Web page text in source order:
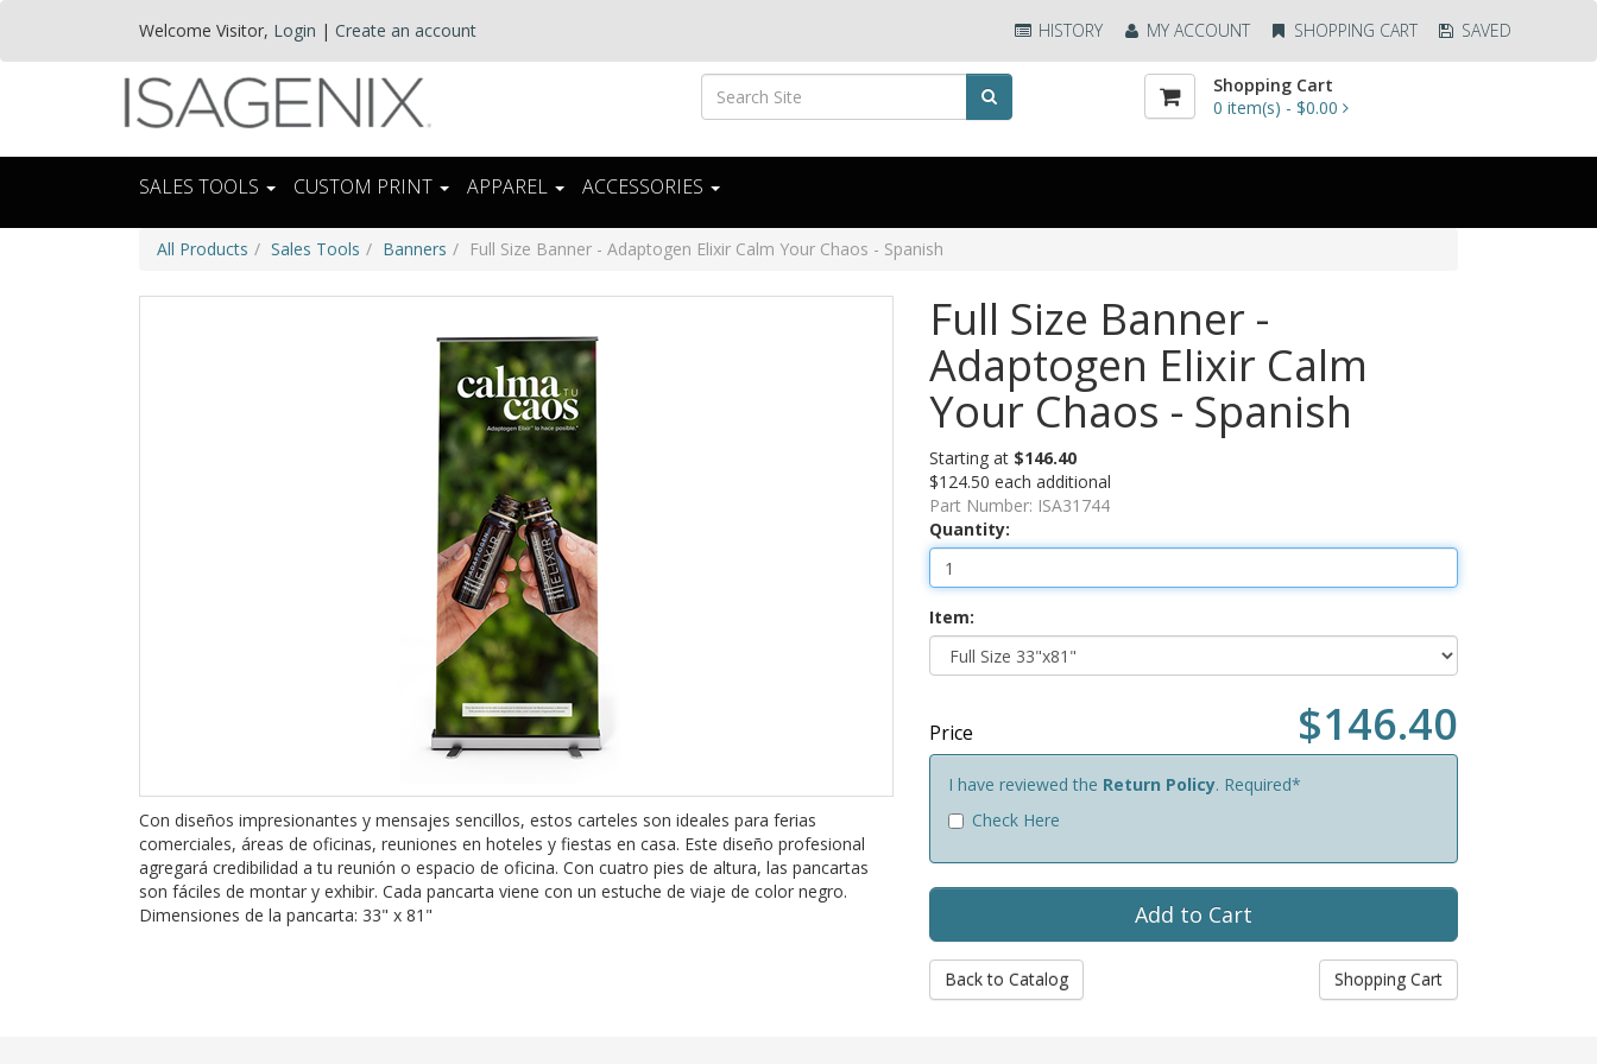
Welcome Visitor, Login | Create an account HISTORY MY ACCOUNT SHOPPING CART SAVED
Shopping Cart
0 item(s) - $0.00
SALES TOOLS CUSTOM PRINT APPAREL ACCESSORIES
All Products Sales Tools Banners Full Size Banner - Adaptogen Elixir Calm Your Chaos - Spanish
Con diseños impresionantes y mensajes sencillos, estos carteles son ideales para ferias
comerciales, áreas de oficinas, reuniones en hoteles y fiestas en casa. Este diseño profesional
agregará credibilidad a tu reunión o espacio de oficina. Con cuatro pies de altura, las pancartas
son fáciles de montar y exhibir. Cada pancarta viene con un estuche de viaje de color negro.
Dimensiones de la pancarta: 33" x 81"
Full Size Banner -
Adaptogen Elixir Calm
Your Chaos - Spanish
Starting at $146.40
$124.50 each additional
Part Number: ISA31744
Quantity:
Item:
Price $146.40
I have reviewed the Return Policy. Required*
Check Here
Back to Catalog Shopping Cart